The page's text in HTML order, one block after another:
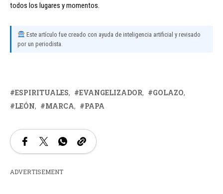
todos los lugares y momentos.
Este artículo fue creado con ayuda de inteligencia artificial y revisado
por un periodista.
ESPIRITUALES EVANGELIZADOR
GOLAZO
LEÓN
MARCA PAPA
ADVERTISEMENT